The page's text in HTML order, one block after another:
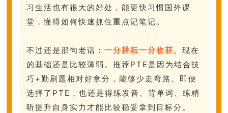
习生活也有很大的好处，能更快习惯国外课
堂，懂得如何快速抓住重点记笔记。
不过还是那句老话：一分耕耘一分收获。现在
的基础还是比较薄弱。推荐PTE是因为结合技
巧+勤刷题相对好拿分，能够少走弯路。即便
选择了PTE，也还是得练发音、背单词、练精
听提升自身实力才能比较稳妥拿到目标分。